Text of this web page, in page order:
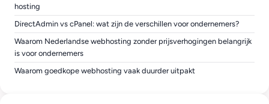
hosting
DirectAdmin vs cPanel: wat zijn de verschillen voor ondernemers?
Waarom Nederlandse webhosting zonder prijsverhogingen belangrijk
is voor ondernemers
Waarom goedkope webhosting vaak duurder uitpakt